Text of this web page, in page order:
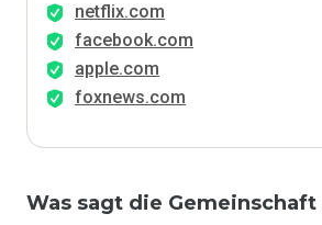
netflix.com
facebook.com
apple.com
foxnews.com
Was sagt die Gemeinschaft